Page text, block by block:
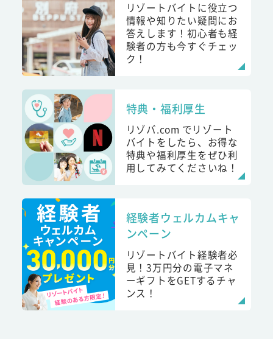
リゾートバイトに役立つ
情報や知りたい疑問にお
答えします！初心者も経
験者の方も今すぐチェッ
ク！
特典・福利厚生
リゾバ.com でリゾート
バイトをしたら、お得な
特典や福利厚生をぜひ利
用してみてくださいね！
経験者ウェルカムキャ
ンペーン
リゾートバイト経験者必
見！3万円分の電子マネ
ーギフトをGETするチャ
ンス！